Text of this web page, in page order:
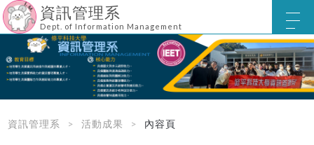
資訊管理系
Dept. of Information Management
資訊管理系 活動成果 內容頁